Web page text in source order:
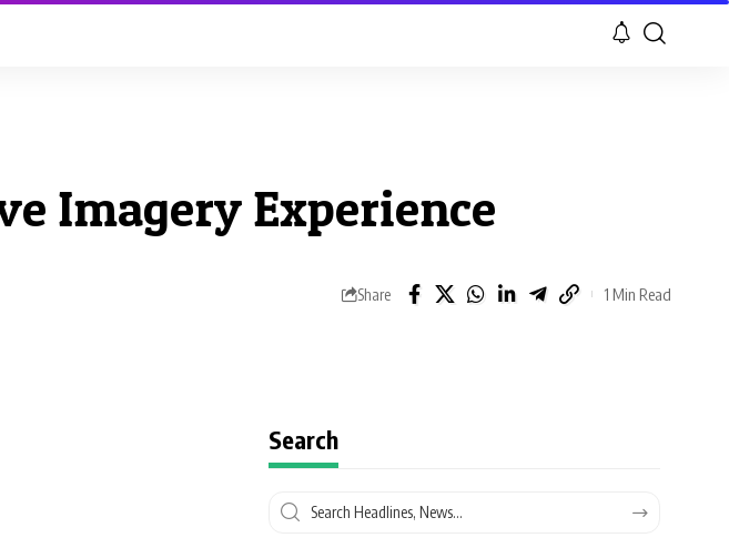
Imagery Experience
Share 1 Min Read
Search